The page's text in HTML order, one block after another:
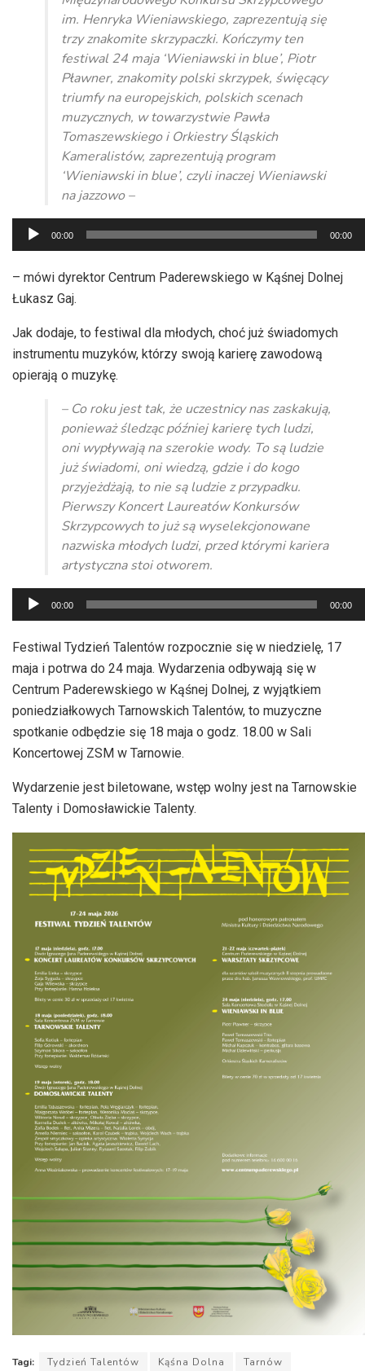
im. Henryka Wieniawskiego, zaprezentują się
trzy znakomite skrzypaczki. Kończymy ten
festiwal 24 maja ‘Wieniawski in blue’, Piotr
Pławner, znakomity polski skrzypek, święcący
triumfy na europejskich, polskich scenach
muzycznych, w towarzystwie Pawła
Tomaszewskiego i Orkiestry Śląskich
Kameralistów, zaprezentują program
‘Wieniawski in blue’, czyli inaczej Wieniawski
na jazzowo –
Odtwarzacz
plików
dźwiękowych
00:00 00:00
– mówi dyrektor Centrum Paderewskiego w Kąśnej Dolnej
Łukasz Gaj.
Jak dodaje, to festiwal dla młodych, choć już świadomych
instrumentu muzyków, którzy swoją karierę zawodową
opierają o muzykę.
– Co roku jest tak, że uczestnicy nas zaskakują,
ponieważ śledząc później karierę tych ludzi,
oni wypływają na szerokie wody. To są ludzie
już świadomi, oni wiedzą, gdzie i do kogo
przyjeżdżają, to nie są ludzie z przypadku.
Pierwszy Koncert Laureatów Konkursów
Skrzypcowych to już są wyselekcjonowane
nazwiska młodych ludzi, przed którymi kariera
artystyczna stoi otworem.
Odtwarzacz
plików
dźwiękowych
00:00 00:00
Festiwal Tydzień Talentów rozpocznie się w niedzielę, 17
maja i potrwa do 24 maja. Wydarzenia odbywają się w
Centrum Paderewskiego w Kąśnej Dolnej, z wyjątkiem
poniedziałkowych Tarnowskich Talentów, to muzyczne
spotkanie odbędzie się 18 maja o godz. 18.00 w Sali
Koncertowej ZSM w Tarnowie.
Wydarzenie jest biletowane, wstęp wolny jest na Tarnowskie
Talenty i Domosławickie Talenty.
Tagi: Tydzień Talentów Kąśna Dolna Tarnów